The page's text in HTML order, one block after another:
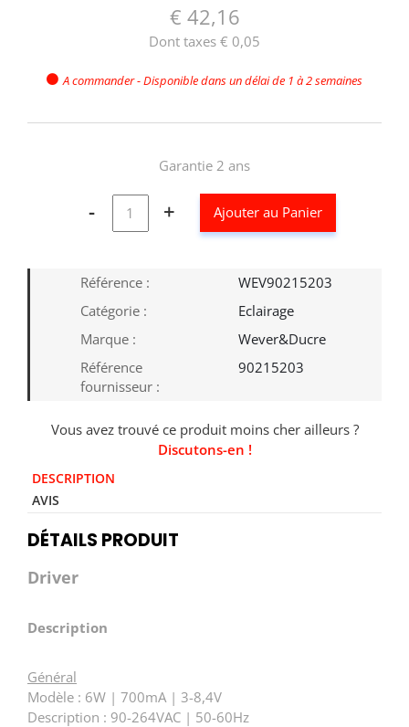
€ 42,16
Dont taxes € 0,05
A commander - Disponible dans un délai de 1 à 2 semaines
Garantie 2 ans
- + Ajouter au Panier
Référence :
WEV90215203
Catégorie :
Eclairage
Marque :
Wever&Ducre
Référence
fournisseur :
90215203
Vous avez trouvé ce produit moins cher ailleurs ?
Discutons-en !
DESCRIPTION
AVIS
DÉTAILS PRODUIT
Driver
Description
Général
Modèle : 6W | 700mA | 3-8,4V
Description : 90-264VAC | 50-60Hz